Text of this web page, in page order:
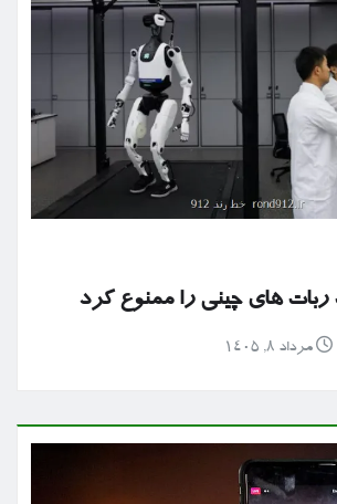
ربات های چینی را ممنوع کرد
مرداد ۸, ۱۴۰۵